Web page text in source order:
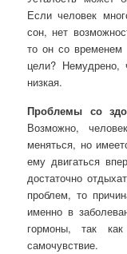
Если человек
сон, нет
то он со временем
цели? Немудрено,
низкая.
Проблемы со
Возможно,
меняться, но
ему двигаться
достаточно
проблем, то
именно в
гормоны, так
самочувствие.